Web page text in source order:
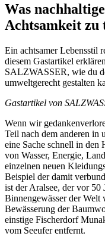
Was
Achtsamkeit zu
Ein achtsamer Lebensstil
diesem Gastartikel
SALZWASSER, wie du
umweltgerecht gestalten
Gastartikel von
Wenn wir
Teil nach dem anderen in
eine Sache schnell in den
von Wasser, Energie,
einzelnen neuen
Beispiel der damit
ist der Aralsee, der vor 50
Binnengewässer der Welt
Bewässerung der
einstige Fischerdorf
vom Seeufer entfernt.